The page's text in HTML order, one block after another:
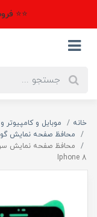
⭐⭐
خانه موبایل و کامپیوتر
محافظ صفحه نمایش
Iphone 8